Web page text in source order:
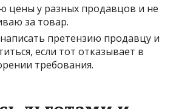
цены у разных продавцов и не
за товар.
претензию продавцу и
если тот отказывает в
требования.